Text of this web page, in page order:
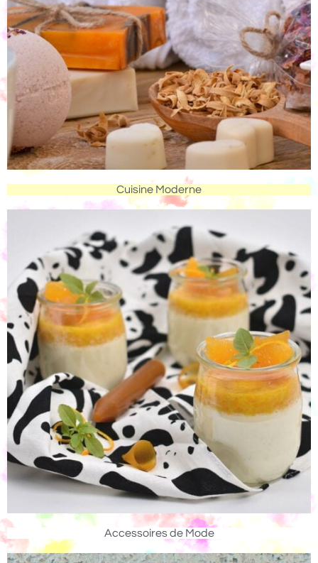
Cuisine Moderne
Accessoires de Mode